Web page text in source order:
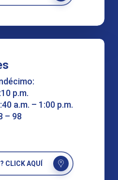
p.m.
a.m. – 1:00 p.m.
– 98
CLICK AQUÍ